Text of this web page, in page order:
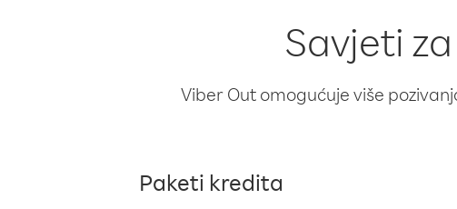
Savjeti
Viber Out omogućuje više
Paketi kredita